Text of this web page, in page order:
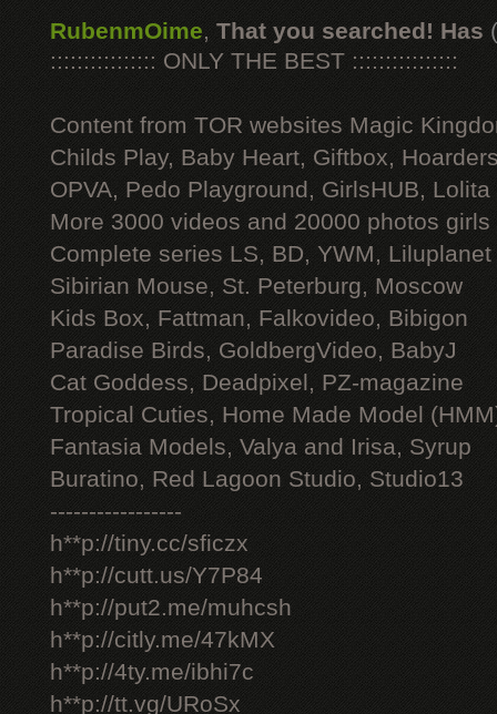
RubenmOime, That you searched! Has
:::::::::::::::: ONLY THE BEST ::::::::::::::::
Content from TOR websites Magic
Childs Play, Baby Heart, Giftbox,
OPVA, Pedo Playground, GirlsHUB, Lolita
More 3000 videos and 20000 photos
Complete series LS, BD, YWM, Liluplanet
Sibirian Mouse, St. Peterburg, Moscow
Kids Box, Fattman, Falkovideo, Bibigon
Paradise Birds, GoldbergVideo, BabyJ
Cat Goddess, Deadpixel, PZ-magazine
Tropical Cuties, Home Made Model
Fantasia Models, Valya and Irisa, Syrup
Buratino, Red Lagoon Studio, Studio13
-----------------
h**p://tiny.cc/sficzx
h**p://cutt.us/Y7P84
h**p://put2.me/muhcsh
h**p://citly.me/47kMX
h**p://4ty.me/ibhi7c
h**p://tt.vg/URoSx